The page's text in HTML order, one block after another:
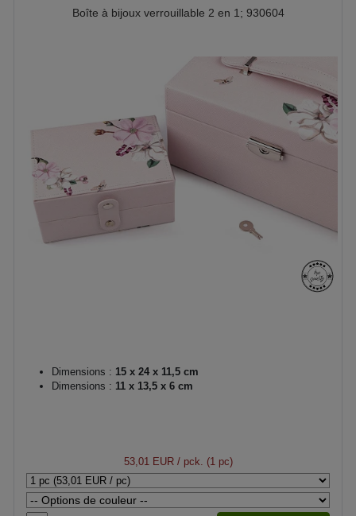
Boîte à bijoux verrouillable 2 en 1; 930604
Dimensions : 15 x 24 x 11,5 cm
Dimensions : 11 x 13,5 x 6 cm
53,01 EUR/ pck. (1 pc)